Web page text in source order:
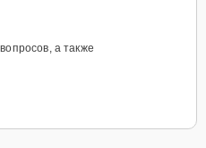
а также